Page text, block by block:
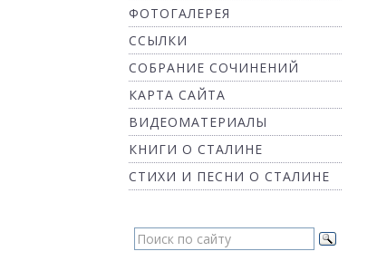
ФОТОГАЛЕРЕЯ
ССЫЛКИ
СОБРАНИЕ СОЧИНЕНИЙ
КАРТА САЙТА
ВИДЕОМАТЕРИАЛЫ
КНИГИ О СТАЛИНЕ
СТИХИ И ПЕСНИ О СТАЛИНЕ